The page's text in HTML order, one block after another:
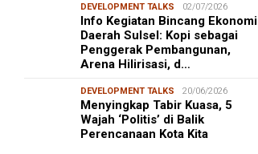
DEVELOPMENT TALKS 02/07/2026
Info Kegiatan Bincang Ekonomi
Daerah Sulsel: Kopi sebagai
Penggerak Pembangunan,
Arena Hilirisasi, d…
DEVELOPMENT TALKS 20/06/2026
Menyingkap Tabir Kuasa, 5
Wajah ‘Politis’ di Balik
Perencanaan Kota Kita